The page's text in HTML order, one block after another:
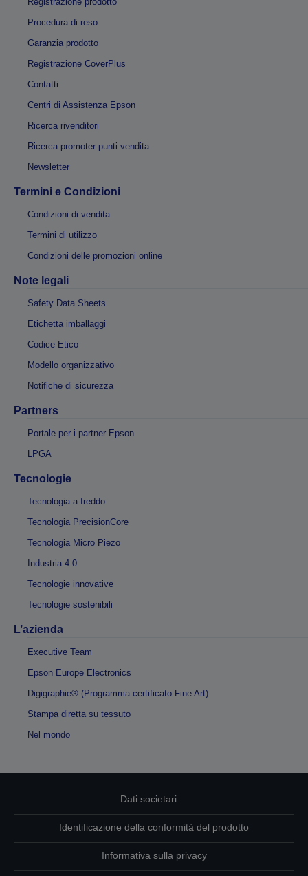
Procedura di reso
Garanzia prodotto
Registrazione CoverPlus
Contatti
Centri di Assistenza Epson
Ricerca rivenditori
Ricerca promoter punti vendita
Newsletter
Termini e Condizioni
Condizioni di vendita
Termini di utilizzo
Condizioni delle promozioni online
Note legali
Safety Data Sheets
Etichetta imballaggi
Codice Etico
Modello organizzativo
Notifiche di sicurezza
Partners
Portale per i partner Epson
LPGA
Tecnologie
Tecnologia a freddo
Tecnologia PrecisionCore
Tecnologia Micro Piezo
Industria 4.0
Tecnologie innovative
Tecnologie sostenibili
L’azienda
Executive Team
Epson Europe Electronics
Digigraphie® (Programma certificato Fine Art)
Stampa diretta su tessuto
Nel mondo
Dati societari
Identificazione della conformità del prodotto
Informativa sulla privacy